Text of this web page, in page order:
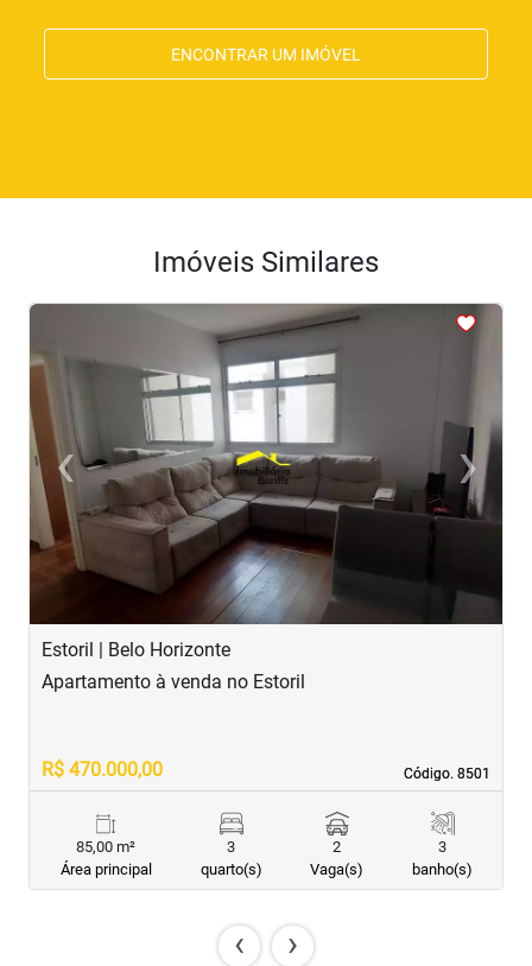
ENCONTRAR UM IMÓVEL
Imóveis Similares
‹Previous ›Next
Estoril | Belo Horizonte
Código. 8501
Código. 8501
Apartamento à venda no Estoril
R$ 470.000,00
85,00 m²
Área principal
3
quarto(s)
2
Vaga(s)
3
banho(s)
‹ ›